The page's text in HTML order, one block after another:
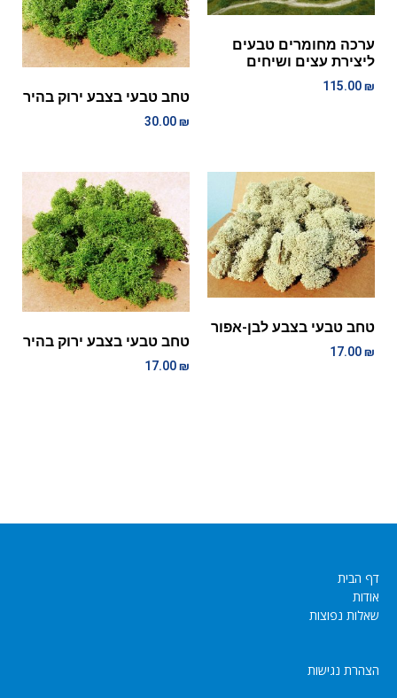
ערכה מחומרים טבעים
ליצירת עצים ושיחים
115.00₪
טחב טבעי בצבע ירוק בהיר
30.00₪
טחב טבעי בצבע לבן-אפור
17.00₪
טחב טבעי בצבע ירוק בהיר
17.00₪
דף הבית
אודות
שאלות נפוצות
הצהרת נגישות